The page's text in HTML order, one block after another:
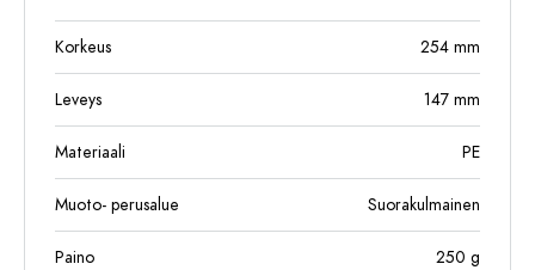
Korkeus 254 mm
Leveys 147 mm
Materiaali PE
Muoto- perusalue Suorakulmainen
Paino 250 g